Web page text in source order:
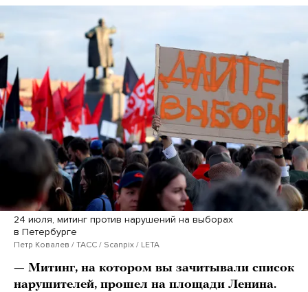
24 июля, митинг против нарушений на выборах
в Петербурге
Петр Ковалев / ТАСС / Scanpix / LETA
— Митинг, на котором вы зачитывали список
нарушителей, прошел на площади Ленина.